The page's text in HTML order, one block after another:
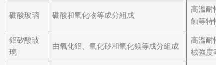
硼酸玻璃 硼酸和氧化物等成分組成
高溫耐
蝕等特
鋁矽酸玻
璃
由氧化鋁、氧化矽和氧化鎂等成分組成
高溫耐
械強度